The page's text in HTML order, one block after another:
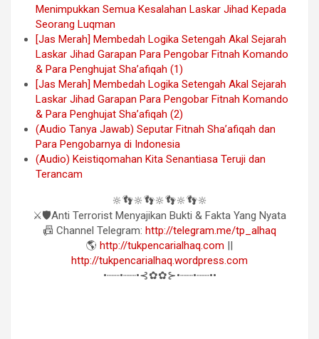
Menimpukkan Semua Kesalahan Laskar Jihad Kepada
Seorang Luqman
[Jas Merah] Membedah Logika Setengah Akal Sejarah
Laskar Jihad Garapan Para Pengobar Fitnah Komando
& Para Penghujat Sha’afiqah (1)
[Jas Merah] Membedah Logika Setengah Akal Sejarah
Laskar Jihad Garapan Para Pengobar Fitnah Komando
& Para Penghujat Sha’afiqah (2)
(Audio Tanya Jawab) Seputar Fitnah Sha’afiqah dan
Para Pengobarnya di Indonesia
(Audio) Keistiqomahan Kita Senantiasa Teruji dan
Terancam
🔆👣🔆👣🔆👣🔆👣🔆
⚔️🛡Anti Terrorist Menyajikan Bukti & Fakta Yang Nyata
📠 Channel Telegram: http://telegram.me/tp_alhaq
🌎 http://tukpencarialhaq.com ||
http://tukpencarialhaq.wordpress.com
•┈┈•┈┈•⊰✿✿⊱•┈┈•┈┈••